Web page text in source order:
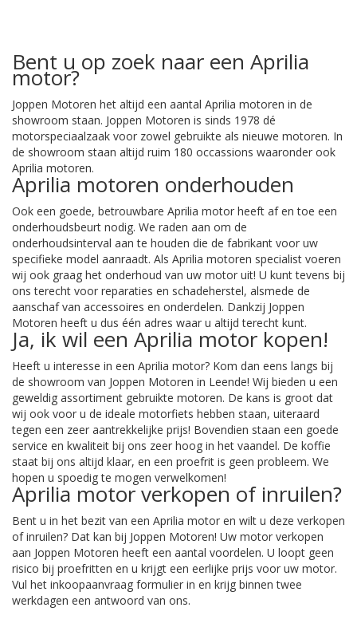
Bent u op zoek naar een Aprilia
motor?
Joppen Motoren het altijd een aantal Aprilia motoren in de
showroom staan. Joppen Motoren is sinds 1978 dé
motorspeciaalzaak voor zowel gebruikte als nieuwe motoren. In
de showroom staan altijd ruim 180 occassions waaronder ook
Aprilia motoren.
Aprilia motoren onderhouden
Ook een goede, betrouwbare Aprilia motor heeft af en toe een
onderhoudsbeurt nodig. We raden aan om de
onderhoudsinterval aan te houden die de fabrikant voor uw
specifieke model aanraadt. Als Aprilia motoren specialist voeren
wij ook graag het onderhoud van uw motor uit! U kunt tevens bij
ons terecht voor reparaties en schadeherstel, alsmede de
aanschaf van accessoires en onderdelen. Dankzij Joppen
Motoren heeft u dus één adres waar u altijd terecht kunt.
Ja, ik wil een Aprilia motor kopen!
Heeft u interesse in een Aprilia motor? Kom dan eens langs bij
de showroom van Joppen Motoren in Leende! Wij bieden u een
geweldig assortiment gebruikte motoren. De kans is groot dat
wij ook voor u de ideale motorfiets hebben staan, uiteraard
tegen een zeer aantrekkelijke prijs! Bovendien staan een goede
service en kwaliteit bij ons zeer hoog in het vaandel. De koffie
staat bij ons altijd klaar, en een proefrit is geen probleem. We
hopen u spoedig te mogen verwelkomen!
Aprilia motor verkopen of inruilen?
Bent u in het bezit van een Aprilia motor en wilt u deze verkopen
of inruilen? Dat kan bij Joppen Motoren! Uw motor verkopen
aan Joppen Motoren heeft een aantal voordelen. U loopt geen
risico bij proefritten en u krijgt een eerlijke prijs voor uw motor.
Vul het inkoopaanvraag formulier in en krijg binnen twee
werkdagen een antwoord van ons.